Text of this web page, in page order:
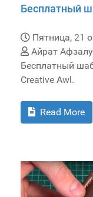
Бесплатный
Пятница, 21
Айрат
Бесплатный
Creative Awl.
Read More